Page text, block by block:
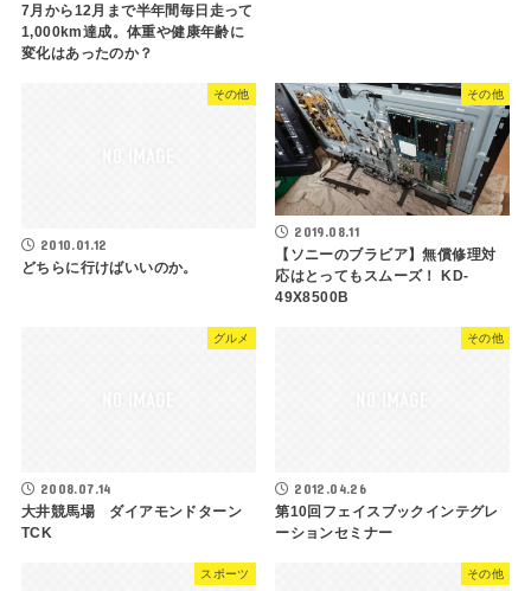
7月から12月まで半年間毎日走って
1,000km達成。体重や健康年齢に
変化はあったのか？
その他
2010.01.12
どちらに行けばいいのか。
その他
2019.08.11
【ソニーのブラビア】無償修理対
応はとってもスムーズ！ KD-
49X8500B
グルメ
2008.07.14
大井競馬場 ダイアモンドターン
TCK
その他
2012.04.26
第10回フェイスブックインテグレ
ーションセミナー
スポーツ その他